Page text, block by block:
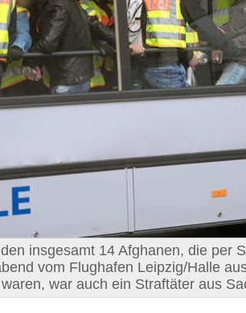
insgesamt 14 Afghanen, die per
vom Flughafen Leipzig/Halle
war auch ein Straftäter aus